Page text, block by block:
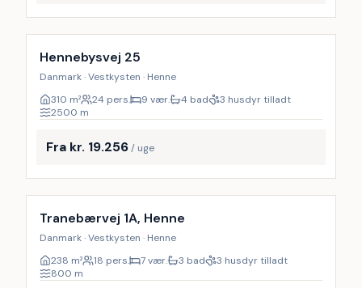
Inkl. rengøring
Hennebysvej 25
Danmark · Vestkysten · Henne
310 m² 24 pers. 9 vær. 4 bad
3 husdyr tilladt
2500 m
Fra kr. 19.256/ uge
Inkl. rengøring
Tranebærvej 1A, Henne
Danmark · Vestkysten · Henne
238 m² 18 pers. 7 vær. 3 bad
3 husdyr tilladt
800 m